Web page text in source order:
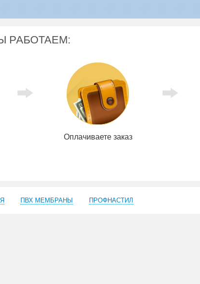
РАБОТАЕМ:
Оплачиваете заказ
ПВХ МЕМБРАНЫ ПРОФНАСТИЛ